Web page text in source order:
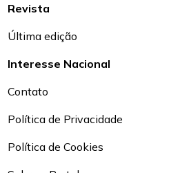
Revista
Última edição
Interesse Nacional
Contato
Política de Privacidade
Política de Cookies